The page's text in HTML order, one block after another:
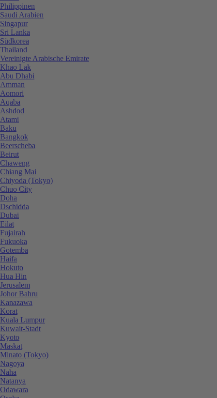
Philippinen
Saudi Arabien
Singapur
Sri Lanka
Südkorea
Thailand
Vereinigte Arabische Emirate
Khao Lak
Abu Dhabi
Amman
Aomori
Aqaba
Ashdod
Atami
Baku
Bangkok
Beerscheba
Beirut
Chaweng
Chiang Mai
Chiyoda (Tokyo)
Chuo City
Doha
Dschidda
Dubai
Eilat
Fujairah
Fukuoka
Gotemba
Haifa
Hokuto
Hua Hin
Jerusalem
Johor Bahru
Kanazawa
Korat
Kuala Lumpur
Kuwait-Stadt
Kyoto
Maskat
Minato (Tokyo)
Nagoya
Naha
Natanya
Odawara